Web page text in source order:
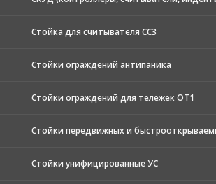
Стойка для считывателя СС3
Стойки ограждений антипаника
Стойки ограждений для тележек ОТ1
Стойки передвижных и
Стойки унифицированные УС